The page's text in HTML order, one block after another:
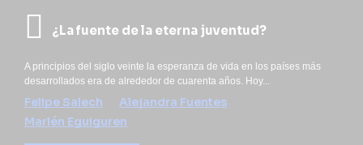
¿La fuente de la eterna juventud?
A principios del siglo veinte la esperanza de vida en los países más
desarrollados era de alrededor de cuarenta años. Hoy...
Felipe Salech
Alejandra Fuentes
Marlén Eguiguren